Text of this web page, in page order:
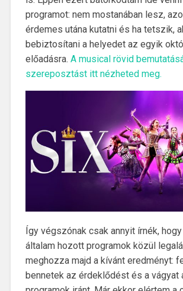
programot: nem mostanában lesz,
érdemes utána kutatni és ha tetszik,
bebiztosítani a helyedet az egyik
előadásra. A musical rövid
szereposztást itt nézheted meg.
Így végszónak csak annyit írnék,
általam hozott programok közül
meghozza majd a kívánt eredményt:
bennetek az érdeklődést és a vágyat